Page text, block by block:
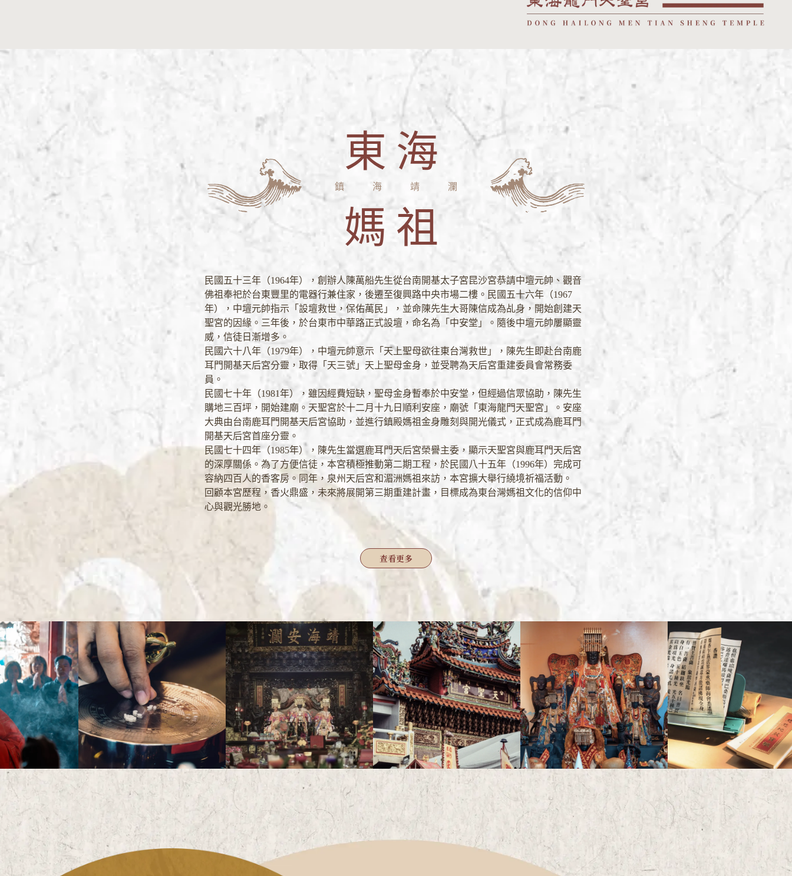
東海
鎮海靖瀾
媽祖
民國五十三年（1964年），創辦人陳萬船先生從台南開基太子宮昆沙宮恭請中壇元帥、觀音
佛祖奉祀於台東豐里的電器行兼住家，後遷至復興路中央市場二樓。民國五十六年（1967
年），中壇元帥指示「設壇救世，保佑萬民」，並命陳先生大哥陳信成為乩身，開始創建天
聖宮的因緣。三年後，於台東市中華路正式設壇，命名為「中安堂」。隨後中壇元帥屢顯靈
威，信徒日漸增多。
民國六十八年（1979年），中壇元帥意示「天上聖母欲往東台灣救世」，陳先生即赴台南鹿
耳門開基天后宮分靈，取得「天三號」天上聖母金身，並受聘為天后宮重建委員會常務委
員。
民國七十年（1981年），雖因經費短缺，聖母金身暫奉於中安堂，但經過信眾協助，陳先生
購地三百坪，開始建廟。天聖宮於十二月十九日順利安座，廟號「東海龍門天聖宮」。安座
大典由台南鹿耳門開基天后宮協助，並進行鎮殿媽祖金身雕刻與開光儀式，正式成為鹿耳門
開基天后宮首座分靈。
民國七十四年（1985年），陳先生當選鹿耳門天后宮榮譽主委，顯示天聖宮與鹿耳門天后宮
的深厚關係。為了方便信徒，本宮積極推動第二期工程，於民國八十五年（1996年）完成可
容納四百人的香客房。同年，泉州天后宮和湄洲媽祖來訪，本宮擴大舉行繞境祈福活動。
回顧本宮歷程，香火鼎盛，未來將展開第三期重建計畫，目標成為東台灣媽祖文化的信仰中
心與觀光勝地。
查看更多